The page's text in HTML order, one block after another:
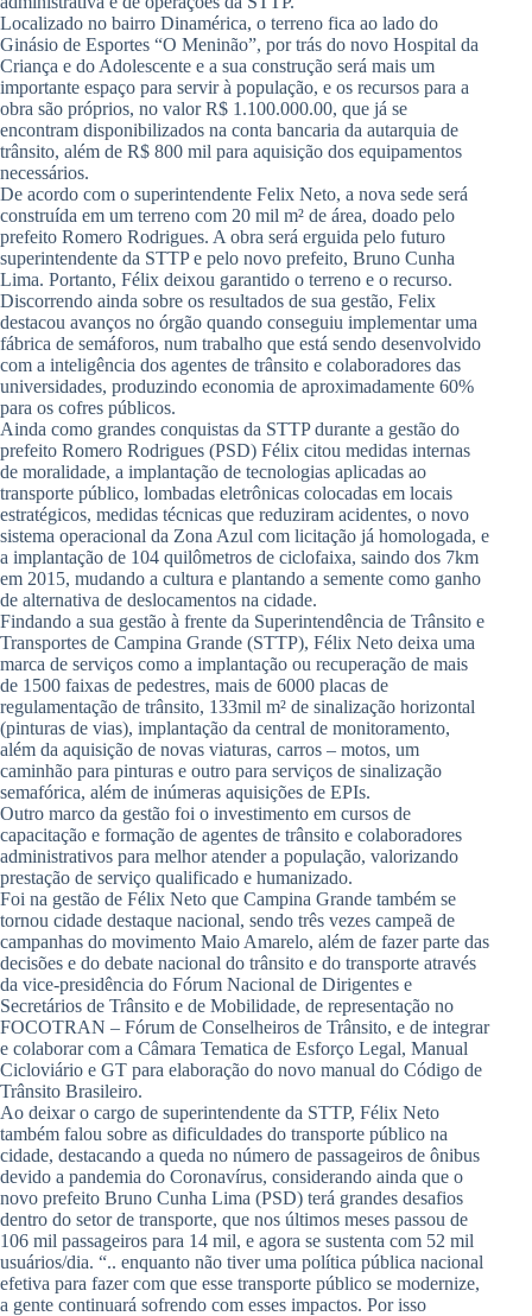
Localizado no bairro Dinamérica, o terreno fica ao lado do
Ginásio de Esportes “O Meninão”, por trás do novo Hospital da
Criança e do Adolescente e a sua construção será mais um
importante espaço para servir à população, e os recursos para a
obra são próprios, no valor R$ 1.100.000.00, que já se
encontram disponibilizados na conta bancaria da autarquia de
trânsito, além de R$ 800 mil para aquisição dos equipamentos
necessários.
De acordo com o superintendente Felix Neto, a nova sede será
construída em um terreno com 20 mil m² de área, doado pelo
prefeito Romero Rodrigues. A obra será erguida pelo futuro
superintendente da STTP e pelo novo prefeito, Bruno Cunha
Lima. Portanto, Félix deixou garantido o terreno e o recurso.
Discorrendo ainda sobre os resultados de sua gestão, Felix
destacou avanços no órgão quando conseguiu implementar uma
fábrica de semáforos, num trabalho que está sendo desenvolvido
com a inteligência dos agentes de trânsito e colaboradores das
universidades, produzindo economia de aproximadamente 60%
para os cofres públicos.
Ainda como grandes conquistas da STTP durante a gestão do
prefeito Romero Rodrigues (PSD) Félix citou medidas internas
de moralidade, a implantação de tecnologias aplicadas ao
transporte público, lombadas eletrônicas colocadas em locais
estratégicos, medidas técnicas que reduziram acidentes, o novo
sistema operacional da Zona Azul com licitação já homologada, e
a implantação de 104 quilômetros de ciclofaixa, saindo dos 7km
em 2015, mudando a cultura e plantando a semente como ganho
de alternativa de deslocamentos na cidade.
Findando a sua gestão à frente da Superintendência de Trânsito e
Transportes de Campina Grande (STTP), Félix Neto deixa uma
marca de serviços como a implantação ou recuperação de mais
de 1500 faixas de pedestres, mais de 6000 placas de
regulamentação de trânsito, 133mil m² de sinalização horizontal
(pinturas de vias), implantação da central de monitoramento,
além da aquisição de novas viaturas, carros – motos, um
caminhão para pinturas e outro para serviços de sinalização
semafórica, além de inúmeras aquisições de EPIs.
Outro marco da gestão foi o investimento em cursos de
capacitação e formação de agentes de trânsito e colaboradores
administrativos para melhor atender a população, valorizando
prestação de serviço qualificado e humanizado.
Foi na gestão de Félix Neto que Campina Grande também se
tornou cidade destaque nacional, sendo três vezes campeã de
campanhas do movimento Maio Amarelo, além de fazer parte das
decisões e do debate nacional do trânsito e do transporte através
da vice-presidência do Fórum Nacional de Dirigentes e
Secretários de Trânsito e de Mobilidade, de representação no
FOCOTRAN – Fórum de Conselheiros de Trânsito, e de integrar
e colaborar com a Câmara Tematica de Esforço Legal, Manual
Cicloviário e GT para elaboração do novo manual do Código de
Trânsito Brasileiro.
Ao deixar o cargo de superintendente da STTP, Félix Neto
também falou sobre as dificuldades do transporte público na
cidade, destacando a queda no número de passageiros de ônibus
devido a pandemia do Coronavírus, considerando ainda que o
novo prefeito Bruno Cunha Lima (PSD) terá grandes desafios
dentro do setor de transporte, que nos últimos meses passou de
106 mil passageiros para 14 mil, e agora se sustenta com 52 mil
usuários/dia. “.. enquanto não tiver uma política pública nacional
efetiva para fazer com que esse transporte público se modernize,
a gente continuará sofrendo com esses impactos. Por isso